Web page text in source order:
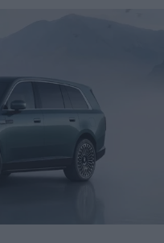
de urgencia. Si
actúes de
patrón. La
se ha
para que incluso